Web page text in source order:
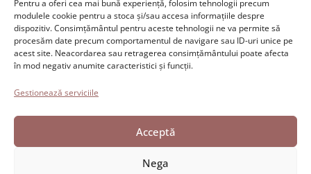
Pentru a oferi cea mai bună experiență, folosim tehnologii precum
modulele cookie pentru a stoca și/sau accesa informațiile despre
dispozitiv. Consimțământul pentru aceste tehnologii ne va permite să
procesăm date precum comportamentul de navigare sau ID-uri unice pe
acest site. Neacordarea sau retragerea consimțământului poate afecta
în mod negativ anumite caracteristici și funcții.
Gestionează serviciile
Acceptă
Nega
Fundația Paolo Crescipentru istoria emigrației italiene
Cortile Carrara, 1 - 55100 Lucca
Tel 0583 417483/4; Fax 0583 417770
Accesibilitate
Politica privind cookie-urile
Declarația de confidențialitate